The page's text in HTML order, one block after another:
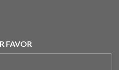
FAVOR